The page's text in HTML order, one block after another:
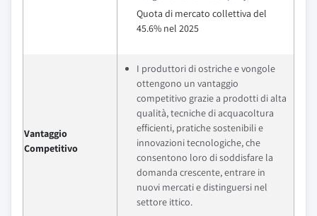
Quota di mercato collettiva del
45.6% nel 2025
Vantaggio
Competitivo
I produttori di ostriche e vongole
ottengono un vantaggio
competitivo grazie a prodotti di alta
qualità, tecniche di acquacoltura
efficienti, pratiche sostenibili e
innovazioni tecnologiche, che
consentono loro di soddisfare la
domanda crescente, entrare in
nuovi mercati e distinguersi nel
settore ittico.